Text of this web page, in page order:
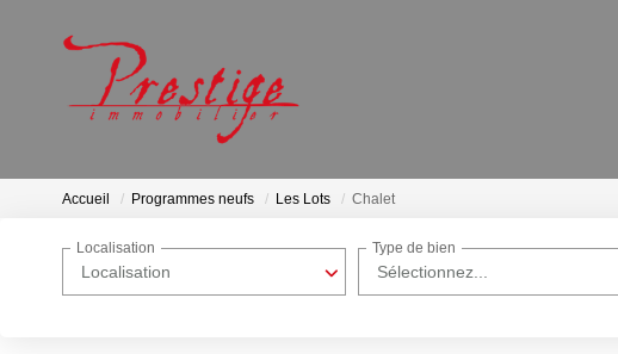
Accueil Programmes neufs Les Lots Chalet
Localisation
Localisation
Sélectionnez...
Type de bien